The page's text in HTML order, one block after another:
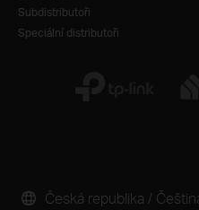
Subdistributoři
Speciální distributoři
Česká republika /